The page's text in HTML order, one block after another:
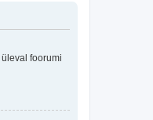
foorumi